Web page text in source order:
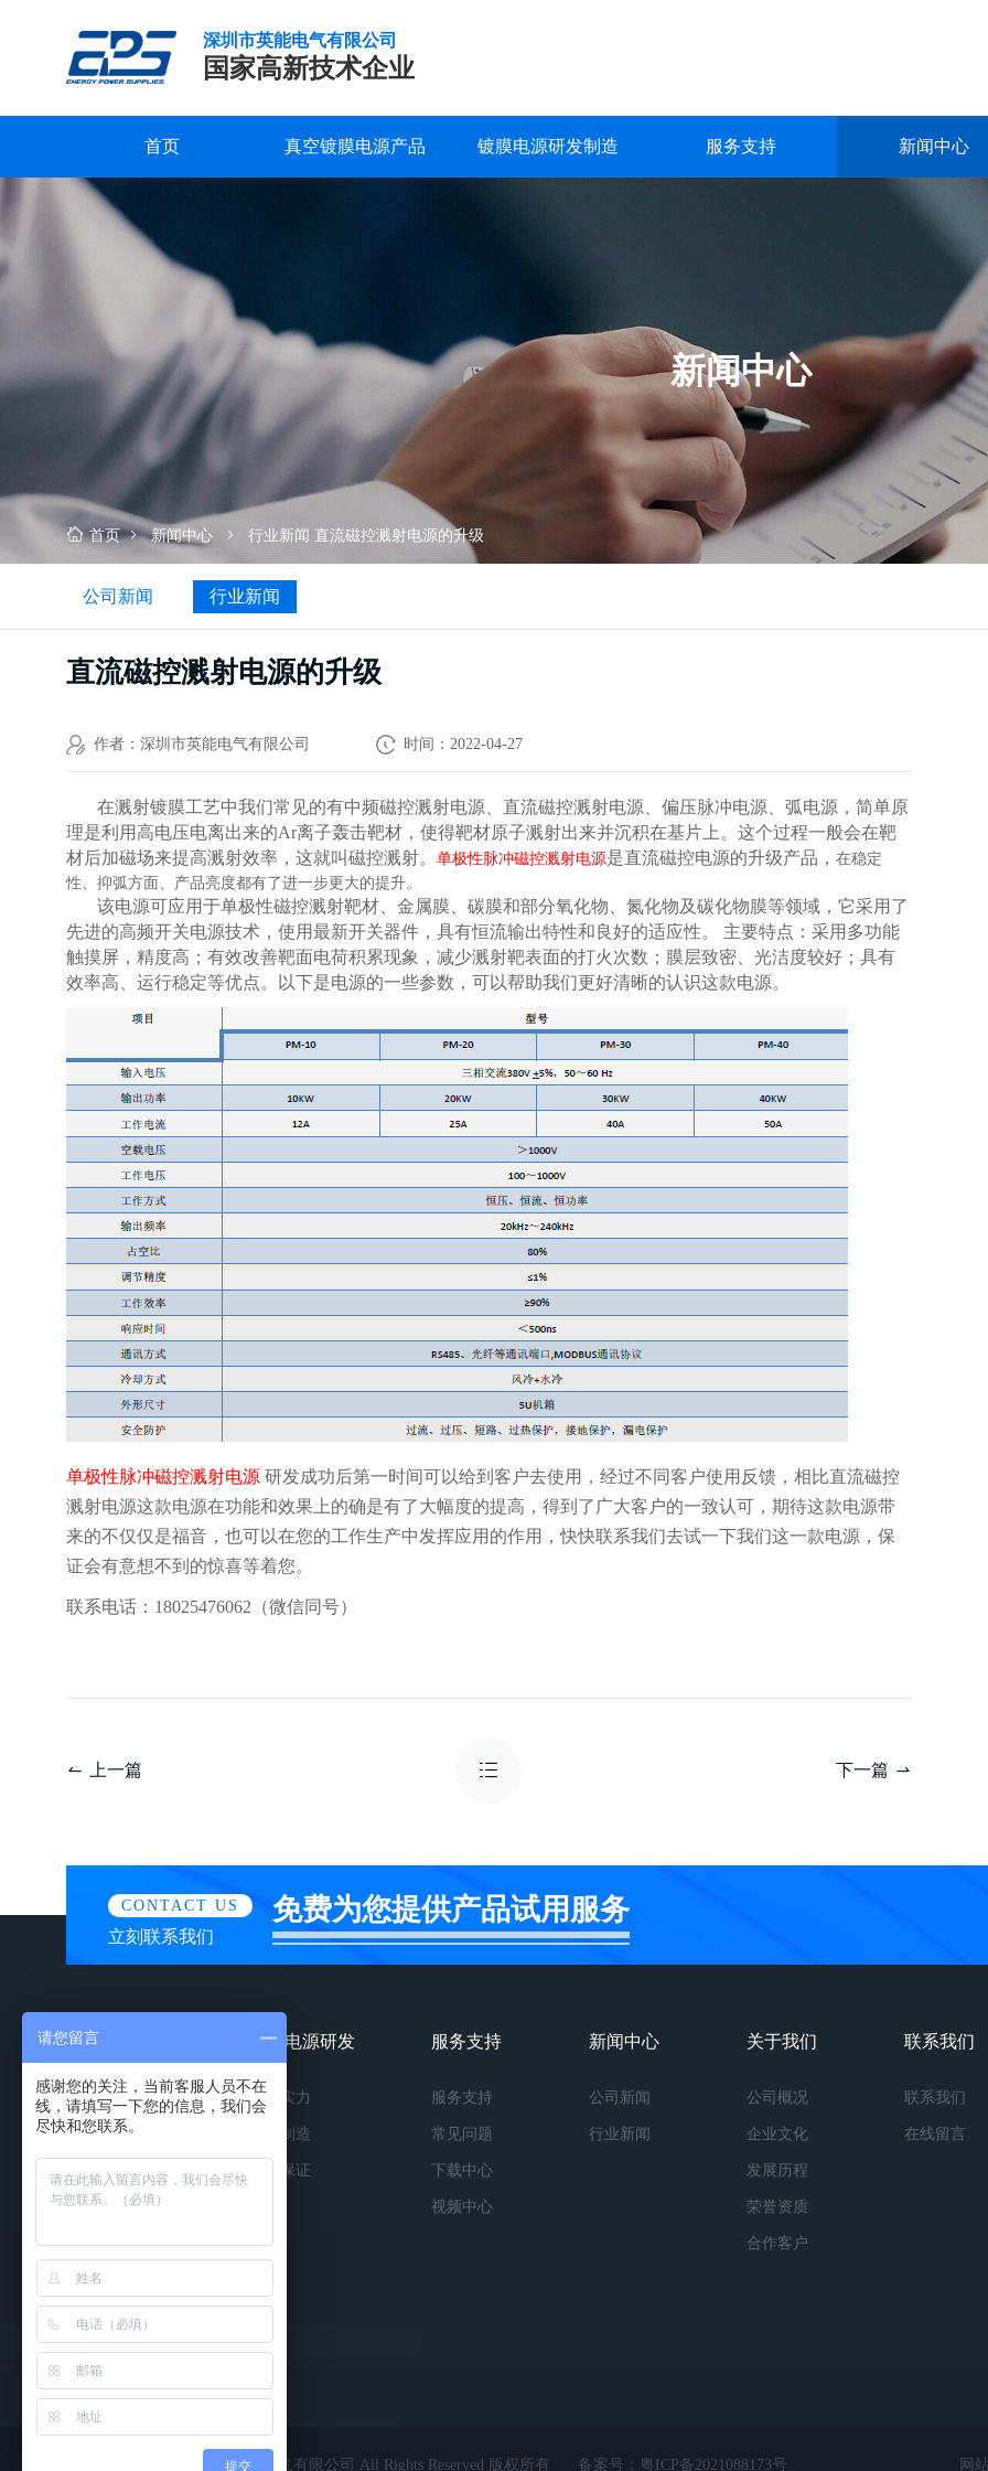
深圳市英能电气有限公司
国家高新技术企业
首页 真空镀膜电源产品 镀膜电源研发制造
研发实力
品质保证
了解更多
服务支持
服务支持
下载中心
了解更多
新闻中心
公司新闻
了解更多
公司概况
发展历程
了解更多
联系我们
了解更多
磁
控
的
新闻中心
首页 新闻中心 行业新闻 直流磁控溅射电源的升级
公司新闻 行业新闻
直流磁控溅射电源的升级
作者：深圳市英能电气有限公司 时间：2022-04-27
在溅射镀膜工艺中我们常见的有中频磁控溅射电源、直流磁控溅射电源、偏压脉冲电源、弧电源，简单原
理是利用高电压电离出来的Ar离子轰击靶材，使得靶材原子溅射出来并沉积在基片上。这个过程一般会在靶
材后加磁场来提高溅射效率，这就叫磁控溅射。 单极性脉冲磁控溅射电源是直流磁控电源的升级产品 ， 在稳定
性、抑弧方面、产品亮度都有了进一步更大的提升。
该电源可应用于单极性磁控溅射靶材、金属膜、碳膜和部分氧化物、氮化物及碳化物膜等领域，它采用了
先进的高频开关电源技术，使用最新开关器件，具有恒流输出特性和良好的适应性。 主要特点：采用多功能
触摸屏，精度高；有效改善靶面电荷积累现象，减少溅射靶表面的打火次数；膜层致密、光洁度较好；具有
效率高、运行稳定等优点。以下是电源的一些参数，可以帮助我们更好清晰的认识这款电源。
单极性脉冲磁控溅射电源 研发成功后第一时间可以给到客户去使用，经过不同客户使用反馈，相比直流磁控
溅射电源这款电源在功能和效果上的确是有了大幅度的提高，得到了广大客户的一致认可，期待这款电源带
来的不仅仅是福音，也可以在您的工作生产中发挥应用的作用，快快联系我们去试一下我们这一款电源，保
证会有意想不到的惊喜等着您。
联系电话：18025476062（微信同号）
上一篇 下一篇
CONTACT US
立刻联系我们
免费为您提供产品试用服务
镀膜电源产品
按种类
按功率
按应用
镀膜电源研发
研发实力
精工制造
品质保证
服务支持
服务支持
常见问题
下载中心
视频中心
新闻中心
公司新闻
行业新闻
关于我们
公司概况
企业文化
发展历程
荣誉资质
合作客户
联系我们
联系我们
在线留言
Copyright © 2022 深圳市英能电气有限公司 All Rights Reserved 版权所有 备案号： 粤ICP备2021088173号 网
请您留言
感谢您的关注，当前客服人员不在
线，请填写一下您的信息，我们会
尽快和您联系。
提交